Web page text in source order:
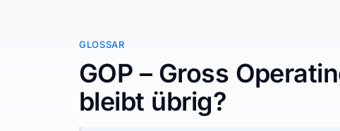
GLOSSAR
GOP – Gross
bleibt übrig?